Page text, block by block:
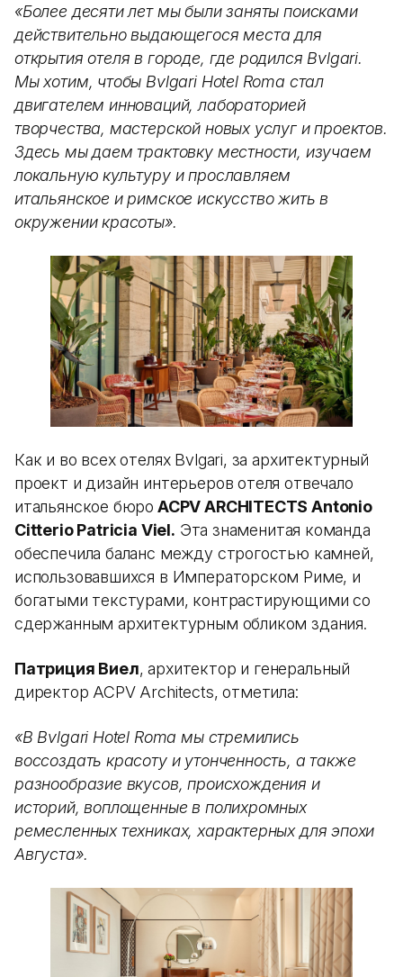
«Более десяти лет мы были заняты поисками
действительно выдающегося места для
открытия отеля в городе, где родился Bvlgari.
Мы хотим, чтобы Bvlgari Hotel Roma стал
двигателем инноваций, лабораторией
творчества, мастерской новых услуг и проектов.
Здесь мы даем трактовку местности, изучаем
локальную культуру и прославляем
итальянское и римское искусство жить в
окружении красоты».
Как и во всех отелях Bvlgari, за архитектурный
проект и дизайн интерьеров отеля отвечало
итальянское бюро ACPV ARCHITECTS Antonio
Citterio Patricia Viel. Эта знаменитая команда
обеспечила баланс между строгостью камней,
использовавшихся в Императорском Риме, и
богатыми текстурами, контрастирующими со
сдержанным архитектурным обликом здания.
Патриция Виел, архитектор и генеральный
директор ACPV Architects, отметила:
«В Bvlgari Hotel Roma мы стремились
воссоздать красоту и утонченность, а также
разнообразие вкусов, происхождения и
историй, воплощенные в полихромных
ремесленных техниках, характерных для эпохи
Августа».